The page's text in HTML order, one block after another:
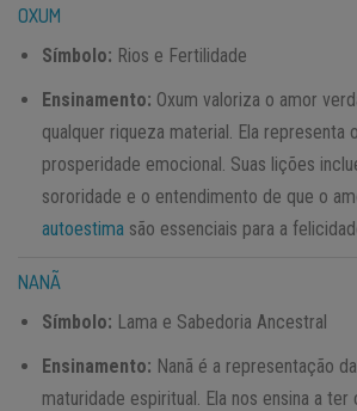
OXUM
Símbolo: Rios e Fertilidade
Ensinamento: Oxum valoriza o amor
qualquer riqueza material. Ela representa
prosperidade emocional. Suas lições
sororidade e o entendimento de que o
autoestima são essenciais para a
NANÃ
Símbolo: Lama e Sabedoria Ancestral
Ensinamento: Nanã é a representação
maturidade espiritual. Ela nos ensina a